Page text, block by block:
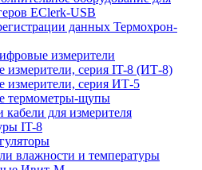
EClerk-USB
данных Термохрон-
измерители
измерители, серия IT-8 (ИТ-8)
измерители, серия ИТ-5
термометры-щупы
кабели для измерителя
IT-8
влажности и температуры